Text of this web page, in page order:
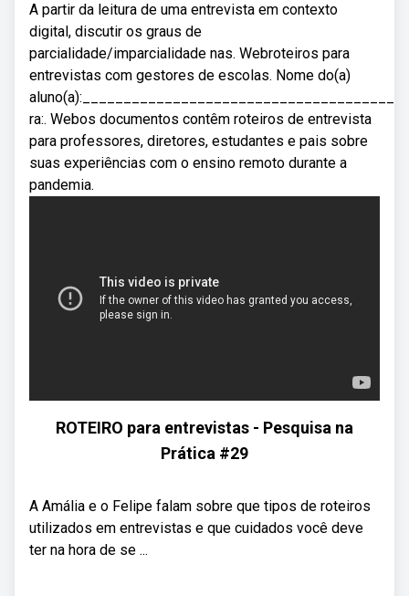
A partir da leitura de uma entrevista em contexto
digital, discutir os graus de
parcialidade/imparcialidade nas. Webroteiros para
entrevistas com gestores de escolas. Nome do(a)
ra:. Webos documentos contêm roteiros de entrevista
para professores, diretores, estudantes e pais sobre
suas experiências com o ensino remoto durante a
pandemia.
ROTEIRO para entrevistas - Pesquisa na
Prática #29
A Amália e o Felipe falam sobre que tipos de roteiros
utilizados em entrevistas e que cuidados você deve
ter na hora de se ...